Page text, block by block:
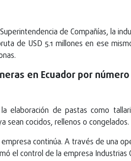
de Compañías, la
de USD 5.1 millones en ese
en Ecuador por
elaboración de pastas como
sean cocidos, rellenos o congelados.
continúa. A través de una
el control de la empresa Industrias